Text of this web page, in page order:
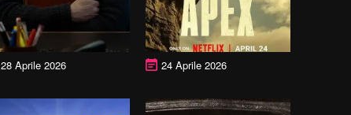
28 Aprile 2026 24 Aprile 2026